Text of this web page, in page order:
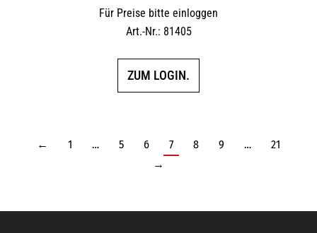
Für Preise bitte einloggen
Art.-Nr.: 81405
ZUM LOGIN.
← 1 … 5 6 7 8 9 …
21
→